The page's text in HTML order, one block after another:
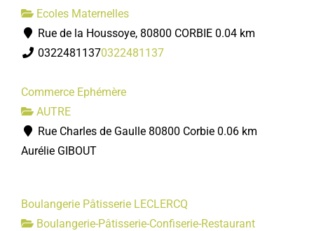
Ecoles Maternelles
Rue de la Houssoye, 80800 CORBIE 0.04 km
03224811370322481137
Commerce Ephémère
AUTRE
Rue Charles de Gaulle 80800 Corbie 0.06 km
Aurélie GIBOUT
Boulangerie Pâtisserie LECLERCQ
Boulangerie-Pâtisserie-Confiserie-Restaurant